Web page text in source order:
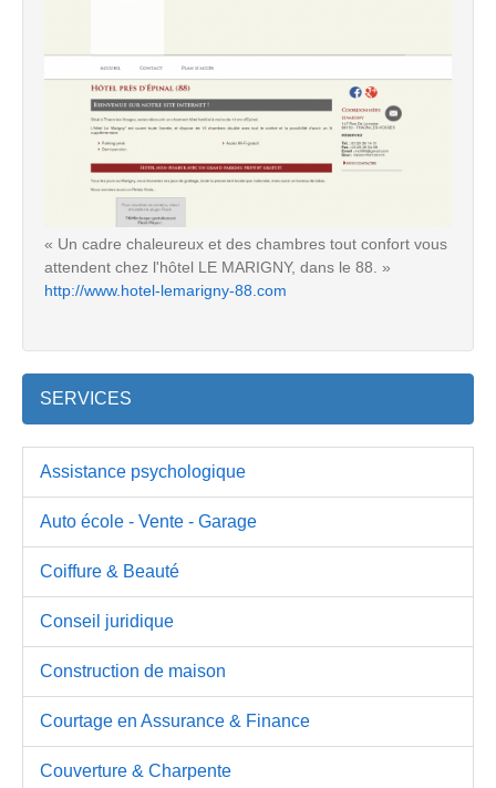
« Un cadre chaleureux et des chambres tout confort vous
attendent chez l'hôtel LE MARIGNY, dans le 88. »
http://www.hotel-lemarigny-88.com
SERVICES
Assistance psychologique
Auto école - Vente - Garage
Coiffure & Beauté
Conseil juridique
Construction de maison
Courtage en Assurance & Finance
Couverture & Charpente